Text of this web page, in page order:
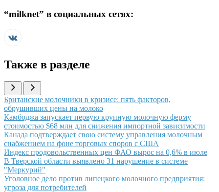
“milknet” в социальных сетях:
Также в разделе
Иллюстрация новости
Британские молочники в кризисе: пять факторов,
обрушивших цены на молоко
Иллюстрация новости
Камбоджа запускает первую крупную молочную ферму
стоимостью $68 млн для снижения импортной зависимости
Иллюстрация новости
Канада подтверждает свою систему управления молочным
снабжением на фоне торговых споров с США
Иллюстрация новости
Индекс продовольственных цен ФАО вырос на 0,6% в июле
Иллюстрация новости
В Тверской области выявлено 31 нарушение в системе
"Меркурий"
Иллюстрация новости
Уголовное дело против липецкого молочного предприятия:
угроза для потребителей